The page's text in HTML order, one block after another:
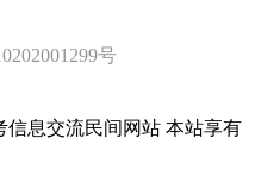
号
息交流民间网站 本站享有